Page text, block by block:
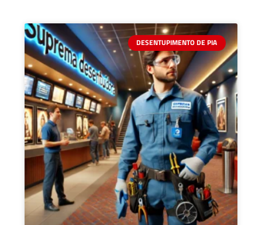
DESENTUPIMENTO DE PIA